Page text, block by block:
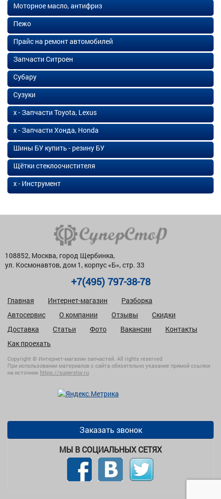
Моторное масло, антифриз
Пежо
Прайс на ремонт автомобилей
Запчасти Ситроен
Субару
Сузуки
х - Запчасти Toyota, Lexus
х - Запчасти Хонда, Honda
Шины БУ купить - резину БУ
Щётки стеклоочистителя
х - Инструмент
108852, Москва, город Щербинка,
ул. Космонавтов, дом 1, корпус «Б», стр. 33
+7(495) 797-38-78
Главная Интернет-магазин
Разборка
Автосервис
О компании Отзывы
Скидки
Доставка
Статьи Фото Вакансии
Контакты
Как проехать
Copyright © Интернет-магазин запчастей. All rights reserved
При использовании материалов с сайта обязательно указание прямой ссылки
на источник https://superstor.ru.
Заказать звонок
МЫ В СОЦИАЛЬНЫХ СЕТЯХ